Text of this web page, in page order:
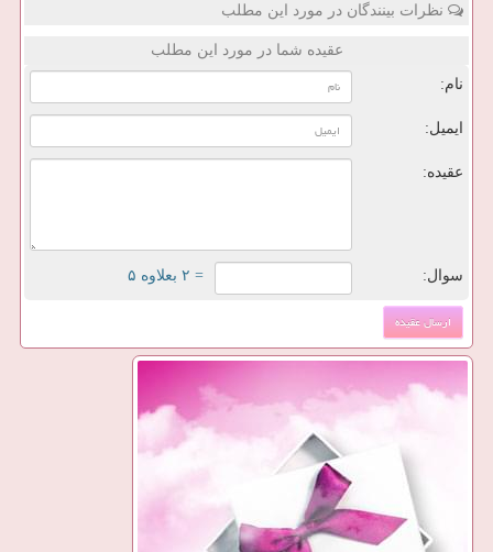
نظرات بینندگان در مورد این مطلب
عقیده شما در مورد این مطلب
نام:
ایمیل:
عقیده:
سوال: = ۲ بعلاوه ۵